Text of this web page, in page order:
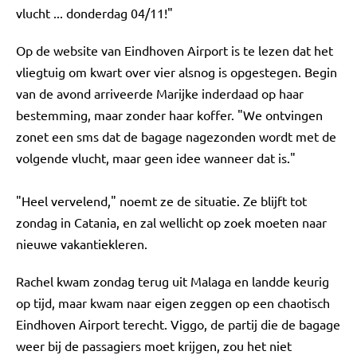
vlucht ... donderdag 04/11!"
Op de website van Eindhoven Airport is te lezen dat het
vliegtuig om kwart over vier alsnog is opgestegen. Begin
van de avond arriveerde Marijke inderdaad op haar
bestemming, maar zonder haar koffer. "We ontvingen
zonet een sms dat de bagage nagezonden wordt met de
volgende vlucht, maar geen idee wanneer dat is."
"Heel vervelend," noemt ze de situatie. Ze blijft tot
zondag in Catania, en zal wellicht op zoek moeten naar
nieuwe vakantiekleren.
Rachel kwam zondag terug uit Malaga en landde keurig
op tijd, maar kwam naar eigen zeggen op een chaotisch
Eindhoven Airport terecht. Viggo, de partij die de bagage
weer bij de passagiers moet krijgen, zou het niet